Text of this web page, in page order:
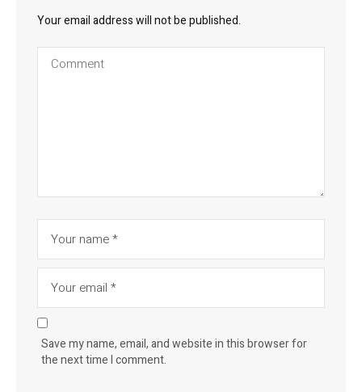
Your email address will not be published.
Save my name, email, and website in this browser for
the next time I comment.